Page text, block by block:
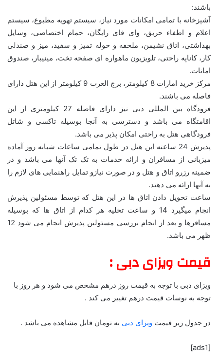
باشند:
آشپزخانه با تمامی امکانات مورد نیاز، سیستم تهویه مطبوع، سیستم
اعلام و اطفاء حریق، وای فای رایگان، حمام اختصاصی، وسایل
بهداشتی، اتاق نشیمن، ملحفه و حوله تمیز و سفید، میز و صندلی
کار، کاناپه راحتی، تلویزیون ماهواره ای صفحه تخت، مینیبار، صندوق
امانات.
مرکز خرید امارات 8 کیلومتر، برج العرب 9 کیلومتر از این هتل دارای
فاصله می باشند.
فرودگاه بین المللی دبی نیز دارای فاصله 27 کیلومتری از این
اقامتگاه می باشد و دسترسی به آنجا بوسیله تاکسی و شاتل
فرودگاهی هتل به راحتی امکان پذیر می باشد.
پذیرش 24 ساعته این هتل در طول تمامی ساعات شبانه روز آماده
میزبانی از مسافران و ارائه خدمات به تک تک آنها می باشد و در
ضمینه رزرو اتاق و هتل و در صورت نیازو تمایل راهنمایی های لازم را
به آنها ارائه می دهند.
ساعت تحویل دادن اتاق ها در این هتل که توسط مسئولین پذیرش
انجام میگیرد 14 و ساعت تخلیه هر کدام از اتاق ها که بوسیله
مسافرها و بعد از انجام بررسی مسئولین پذیرش انجام می شود 12
ظهر می باشد.
قیمت ویزای دبی :
ویزای دبی با توجه به قیمت روز درهم مشخص می شود و هر روز با
توجه به نوسات قیمت درهم تغییر می کند .
در جدول زیر قیمت ویزای دبی به تومان قابل مشاهده می باشد .
[ads1]